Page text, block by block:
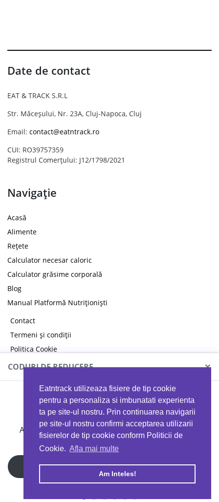
Eatntrack utilizeaza fisiere de tip cookie
pentru a personaliza si imbunatati experienta
ta pe site-ul nostru. Prin continuarea navigarii
pe site-ul nostru confirmi acceptarea utilizarii
fisierelor de tip cookie conform Politicii de
Cookie. Afla mai multe
Am Inteles!
Date de contact
EAT & TRACK S.R.L
Str. Măceșului, Nr. 23A, Cluj-Napoca, Cluj
Email: contact@eatntrack.ro
CUI: RO39757359
Registrul Comerțului: J12/1798/2021
Navigație
Acasă
Alimente
Rețete
Calculator necesar caloric
Calculator grăsime corporală
Blog
Manual Platformă Nutriționiști
Contact
Termeni și condiții
Politica Cookie
Politica de confidențialitate
Copyright © 2026 EAT & TRACK S.R.L
CODURI DE REDUCERE ×
MYPROTEIN
Ai 40%reducere la orice comandă folosind codul
EATTRACK
Profită acum